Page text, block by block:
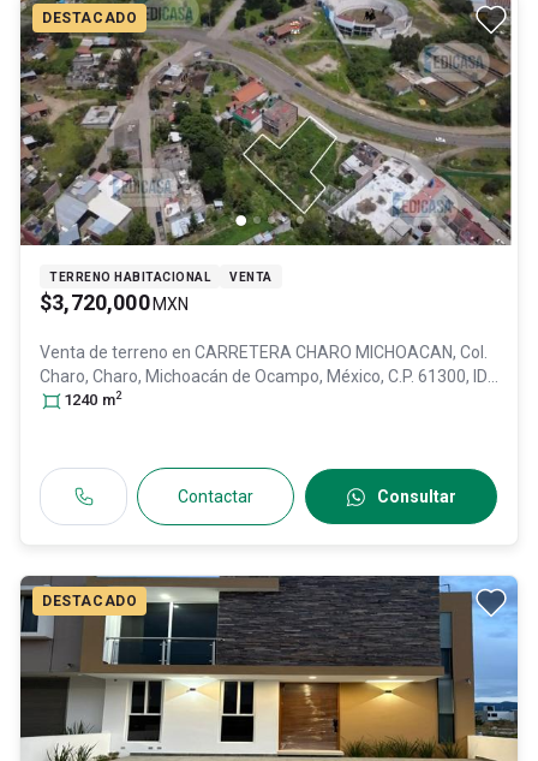
DESTACADO
TERRENO HABITACIONAL VENTA
$3,720,000 MXN
Venta de terreno en CARRETERA CHARO MICHOACAN, Col.
Charo, Charo, Michoacán de Ocampo, México, C.P. 61300, ID:
30309091
1240 m2
Contactar Consultar
DESTACADO